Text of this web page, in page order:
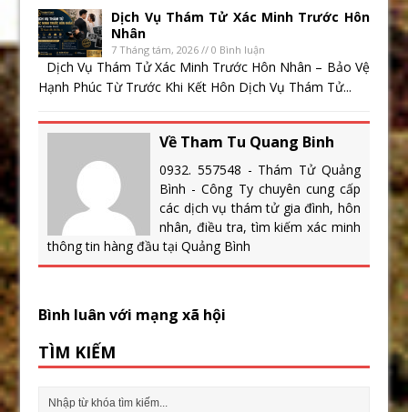
Dịch Vụ Thám Tử Xác Minh Trước Hôn
Nhân
7 Tháng tám, 2026 // 0 Bình luận
Dịch Vụ Thám Tử Xác Minh Trước Hôn Nhân – Bảo Vệ
Hạnh Phúc Từ Trước Khi Kết Hôn Dịch Vụ Thám Tử...
Về Tham Tu Quang Binh
0932. 557548 - Thám Tử Quảng
Bình - Công Ty chuyên cung cấp
các dịch vụ thám tử gia đình, hôn
nhân, điều tra, tìm kiếm xác minh
thông tin hàng đầu tại Quảng Bình
Bình luân với mạng xã hội
TÌM KIẾM